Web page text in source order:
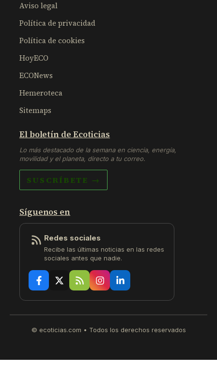
Aviso legal
Política de privacidad
Política de cookies
HoyECO
ECONews
Hemeroteca
Sitemaps
El boletín de Ecoticias
Lo más destacado de la semana en ciencia, energía,
movilidad y el planeta, directo a tu correo.
SUSCRÍBETE →
Síguenos en
Redes sociales
Recibe las últimas noticias en las redes
sociales antes que nadie.
© ecoticias.com • Todos los derechos reservados